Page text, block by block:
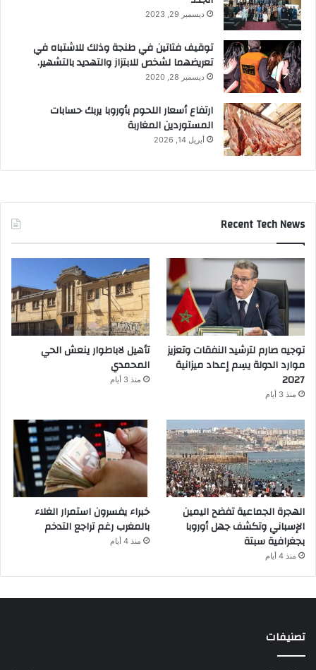
ديسمبر 29, 2023
توقيف فتاتين في طنجة وذلك للاشتباه في
تعريضهما لشخص للابتزاز والتهديد بالتشهير.
ديسمبر 28, 2020
ارتفاع أسعار اللحوم بأوروبا يربك حسابات
المستوردين المغاربة
أبريل 14, 2026
Recent Tech News
توجيه صارم لترشيد النفقات وتعزيز
موارد الدولة يسِم إعداد ميزانية
2027
منذ 3 أيام
تأهيل لاباطوار ينعش الحي
المحمدي
منذ 3 أيام
الهجرة الجماعية تفضح اليمين
الإسباني وتكشف جهل أوروبا
بجغرافية سبتة
منذ 4 أيام
خبراء يفسرون استمرار الغلاء
بالمغرب رغم تراجع التدخم
منذ 4 أيام
تصنيفات